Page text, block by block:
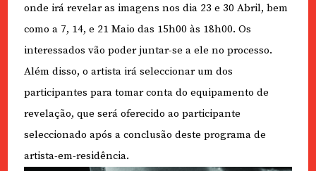
onde irá revelar as imagens nos dia 23 e 30 Abril, bem
como a 7, 14, e 21 Maio das 15h00 às 18h00. Os
interessados vão poder juntar-se a ele no processo.
Além disso, o artista irá seleccionar um dos
participantes para tomar conta do equipamento de
revelação, que será oferecido ao participante
seleccionado após a conclusão deste programa de
artista-em-residência.